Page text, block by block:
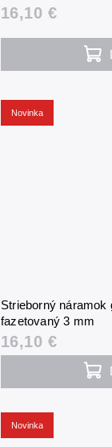
16,10 €
Novinka
Strieborný náramok
fazetovaný 3 mm
16,10 €
Novinka